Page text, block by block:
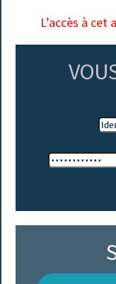
L’accès à